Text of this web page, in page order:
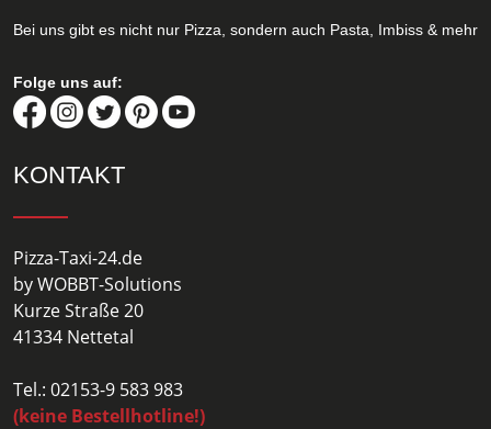
Bei uns gibt es nicht nur Pizza, sondern auch Pasta, Imbiss & mehr
Folge uns auf:
KONTAKT
Pizza-Taxi-24.de
by WOBBT-Solutions
Kurze Straße 20
41334 Nettetal
Tel.: 02153-9 583 983
(keine Bestellhotline!)